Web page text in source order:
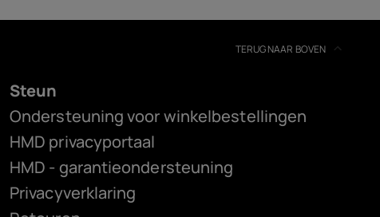
TERUG NAAR BOVEN
Steun
Ondersteuning voor winkelbestellingen
HMD privacyportaal
HMD - garantieondersteuning
Privacyverklaring